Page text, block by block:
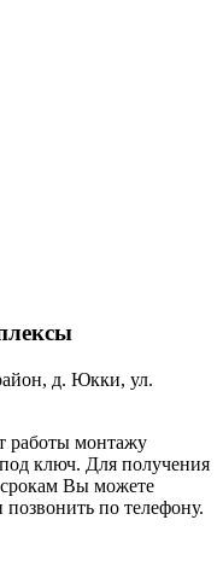
д. Юкки, ул.
работы монтажу
ключ. Для получения
Вы можете
позвонить по телефону.